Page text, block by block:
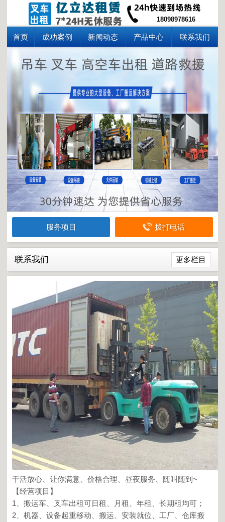
18098978616
首页 成功案例 新闻动态 产品中心 联系我们
服务项目 拨打电话
更多栏目
联系我们
干活放心、让你满意、价格合理、昼夜服务、随叫随到~
【经营项目】
1、搬运车、叉车出租可日租、月租、年租、长期租均可；
2、机器、设备起重移动、搬运、安装就位、工厂、仓库搬